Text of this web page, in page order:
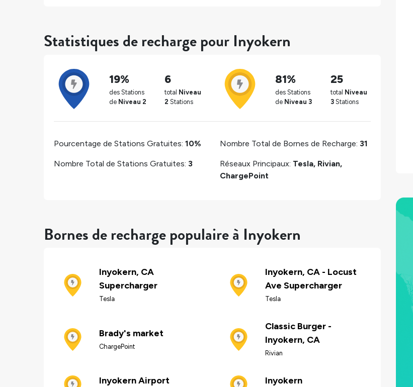
Statistiques de recharge pour Inyokern
19%
des Stations
de Niveau 2
6
total Niveau
2 Stations
81%
des Stations
de Niveau 3
25
total Niveau
3 Stations
Pourcentage de Stations Gratuites: 10%
Nombre Total de Stations Gratuites: 3
Nombre Total de Bornes de Recharge: 31
Réseaux Principaux: Tesla, Rivian,
ChargePoint
Bornes de recharge populaire à Inyokern
Inyokern, CA
Supercharger
Tesla
Inyokern, CA - Locust
Ave Supercharger
Tesla
Brady's market
ChargePoint
Classic Burger -
Inyokern, CA
Rivian
Inyokern Airport Inyokern